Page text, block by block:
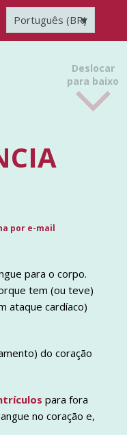
Português (BR)
por e-mail
para o corpo.
tem (ou teve)
ataque cardíaco)
do coração
para fora
no coração e,
Deslocar
para baixo